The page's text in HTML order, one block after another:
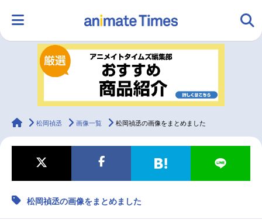
ランキング アニメ
ラジオ みんなの声
マンガ・ラノベ ゲーム・アプリ 音楽 コスプレ
2.5次元 配信・Vtuber
animateTimes
松岡禎丞 画像一覧 松岡禎丞の画像をまとめました
松岡禎丞の画像をまとめました